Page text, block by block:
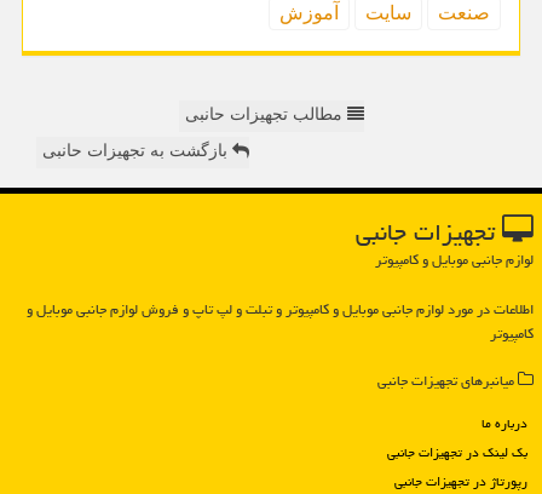
صنعت
سایت آموزش
مطالب تجهیزات حانبی
بازگشت به تجهیزات حانبی
تجهیزات جانبی
لوازم جانبی موبایل و کامپیوتر
اطلاعات در مورد لوازم جانبی موبایل و كامپیوتر و تبلت و لپ تاپ و فروش لوازم جانبی موبایل و
كامپیوتر
میانبرهای تجهیزات جانبی
درباره ما
بک لینک در تجهیزات جانبی
رپورتاژ در تجهیزات جانبی